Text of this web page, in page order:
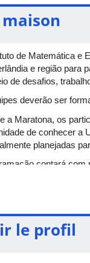
maison
de Matemática e
e região para
de desafios,
deverão ser
a Maratona, os
de conhecer a
planejadas
contará
de Competição
le profil